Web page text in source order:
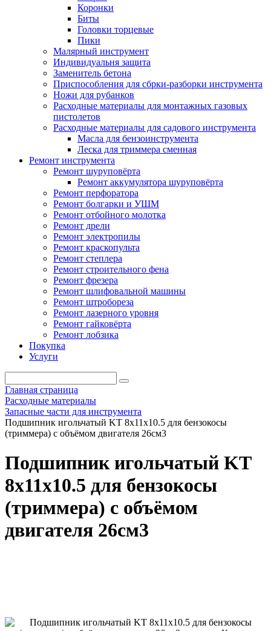
Коронки
Биты
Головки торцевые
Пики
Малярный инструмент
Индивидуальня защита
Заменитель бетона
Приспособления для сбрки-разборки инструмента
Ножи для рубанков
Расходные материалы для монтажных газовых
пистолетов
Расходные материалы для садового инструмента
Масла для бензоинструмента
Леска для триммера сменная
Ремонт инструмента
Ремонт шуруповёрта
Ремонт аккумулятора шуруповёрта
Ремонт перфоратора
Ремонт болгарки и УШМ
Ремонт отбойного молотка
Ремонт дрели
Ремонт электропилы
Ремонт краскопульта
Ремонт степлера
Ремонт строительного фена
Ремонт фрезера
Ремонт шлифовальной машины
Ремонт штробореза
Ремонт лазерного уровня
Ремонт гайковёрта
Ремонт лобзика
Покупка
Услуги
Главная страница
Расходные материалы
Запасные части для инструмента
Подшипник игольчатый KT 8х11х10.5 для бензокосы
(триммера) с объёмом двигателя 26см3
Подшипник игольчатый KT
8х11х10.5 для бензокосы
(триммера) с объёмом
двигателя 26см3